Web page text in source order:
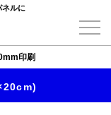
ルに
印刷